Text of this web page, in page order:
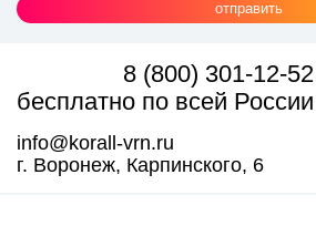
отправить
8 (800) 301-12-52
бесплатно по всей России
info@korall-vrn.ru
г. Воронеж, Карпинского, 6